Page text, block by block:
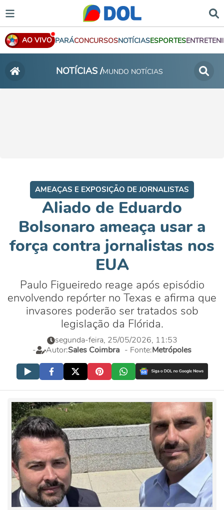
AO VIVO PARÁCONCURSOSNOTÍCIASESPORTES
NOTÍCIAS /MUNDO NOTÍCIAS
AMEAÇAS E EXPOSIÇÃO DE JORNALISTAS
Aliado de Eduardo
Bolsonaro ameaça usar a
força contra jornalistas nos
EUA
Paulo Figueiredo reage após episódio
envolvendo repórter no Texas e afirma que
invasores poderão ser tratados sob
legislação da Flórida.
segunda-feira, 25/05/2026, 11:53
-
Autor:Sales Coimbra - Fonte:Metrópoles